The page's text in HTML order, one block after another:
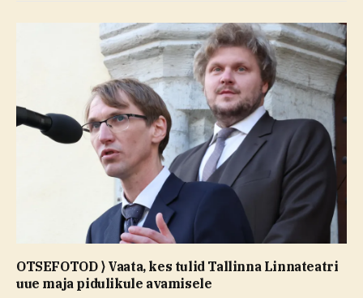
OTSEFOTOD ⟩ Vaata, kes tulid Tallinna Linnateatri
uue maja pidulikule avamisele